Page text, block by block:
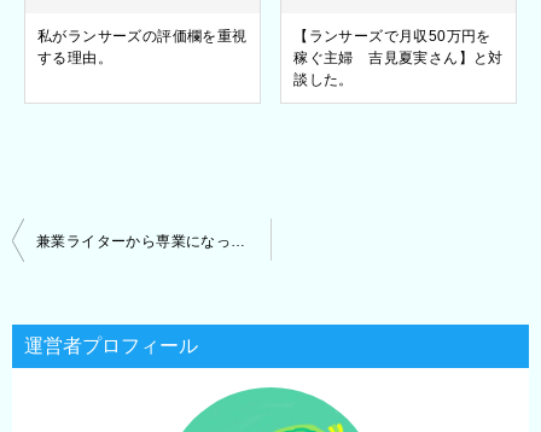
私がランサーズの評価欄を重視
する理由。
【ランサーズで月収50万円を
稼ぐ主婦 吉見夏実さん】と対
談した。
投
稿
ビ
ゲ
兼業ライターから専業になってわかった、それぞれのメリット・デメリット。
運営者プロフィール